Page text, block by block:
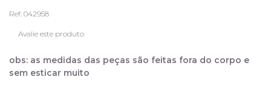
Ref: 042958
Avalie este produto
obs: as medidas das peças são feitas fora do corpo e
sem esticar muito